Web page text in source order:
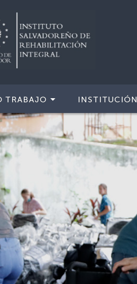
TRABAJO INSTITUCIÓN